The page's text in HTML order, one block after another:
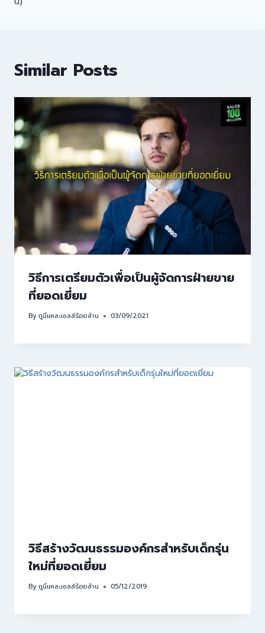
Similar Posts
วิธีการเตรียมตัวเพื่อเป็นผู้จัดการฝ่ายขาย
ที่ยอดเยี่ยม
Byกูนี่แหละเซลล์ร้อยล้าน 03/09/2021
วิธีสร้างวัฒนธรรมองค์กรสำหรับเด็กรุ่น
ใหม่ที่ยอดเยี่ยม
Byกูนี่แหละเซลล์ร้อยล้าน 05/12/2019